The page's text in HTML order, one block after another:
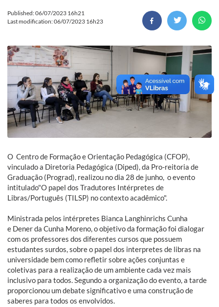
Published: 06/07/2023 16h21
Last modification: 06/07/2023 16h23
O Centro de Formação e Orientação Pedagógica (CFOP),
vinculado a Diretoria Pedagógica (Diped), da Pro-reitoria de
Graduação (Prograd), realizou no dia 28 de junho, o evento
intitulado"O papel dos Tradutores Intérpretes de
Libras/Português (TILSP) no contexto acadêmico".
Ministrada pelos intérpretes Bianca Langhinrichs Cunha
e Dener da Cunha Moreno, o objetivo da formação foi dialogar
com os professores dos diferentes cursos que possuem
estudantes surdos, sobre o papel dos interpretes de libras na
universidade bem como refletir sobre ações conjuntas e
coletivas para a realização de um ambiente cada vez mais
inclusivo para todos. Segundo a organização do evento, a tarde
proporcionou um debate significativo e uma construção de
saberes para todos os envolvidos.